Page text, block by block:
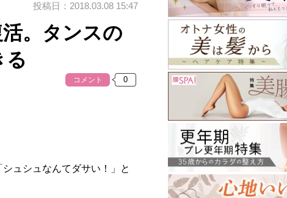
投稿日：2018.03.08 15:47
。タンスの
る
コメント
ュシュなんてダサい！」と